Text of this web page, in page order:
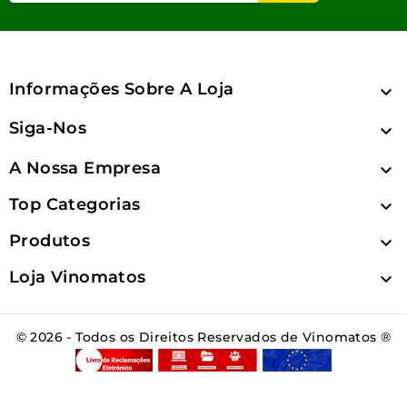
Informações Sobre A Loja 
Siga-Nos 
A Nossa Empresa 
Top Categorias 
Produtos 
Loja Vinomatos 
© 2026 - Todos os Direitos Reservados de Vinomatos ®